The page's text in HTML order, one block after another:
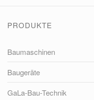
PRODUKTE
Baumaschinen
Baugeräte
GaLa-Bau-Technik